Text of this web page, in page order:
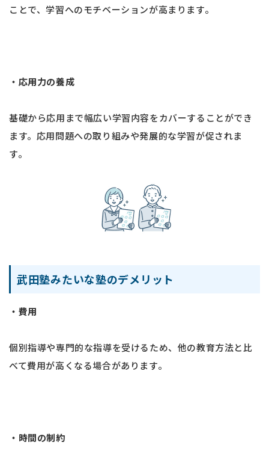
ことで、学習へのモチベーションが高まります。
・応用力の養成
基礎から応用まで幅広い学習内容をカバーすることができ
ます。応用問題への取り組みや発展的な学習が促されま
す。
武田塾みたいな塾のデメリット
・費用
個別指導や専門的な指導を受けるため、他の教育方法と比
べて費用が高くなる場合があります。
・時間の制約